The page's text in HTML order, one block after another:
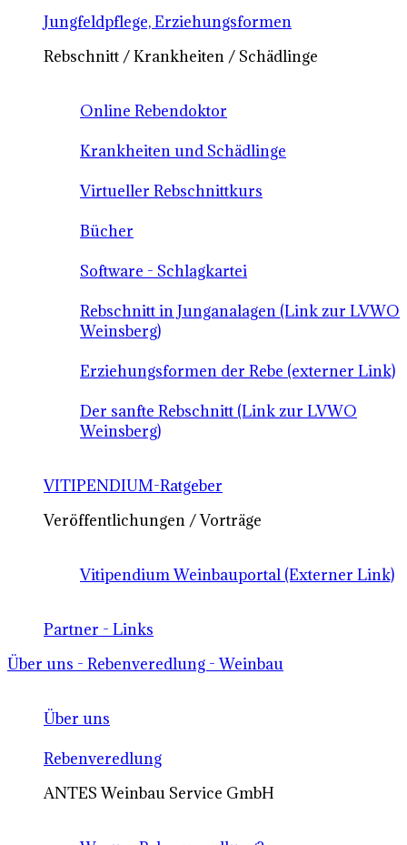
Jungfeldpflege, Erziehungsformen
Rebschnitt / Krankheiten / Schädlinge
Online Rebendoktor
Krankheiten und Schädlinge
Virtueller Rebschnittkurs
Bücher
Software - Schlagkartei
Rebschnitt in Junganalagen (Link zur LVWO
Weinsberg)
Erziehungsformen der Rebe (externer Link)
Der sanfte Rebschnitt (Link zur LVWO
Weinsberg)
VITIPENDIUM-Ratgeber
Veröffentlichungen / Vorträge
Vitipendium Weinbauportal (Externer Link)
Partner - Links
Über uns - Rebenveredlung - Weinbau
Über uns
Rebenveredlung
ANTES Weinbau Service GmbH